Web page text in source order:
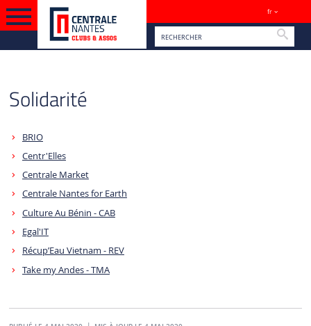
fr
Solidarité
BRIO
Centr'Elles
Centrale Market
Centrale Nantes for Earth
Culture Au Bénin - CAB
Egal'IT
Récup’Eau Vietnam - REV
Take my Andes - TMA